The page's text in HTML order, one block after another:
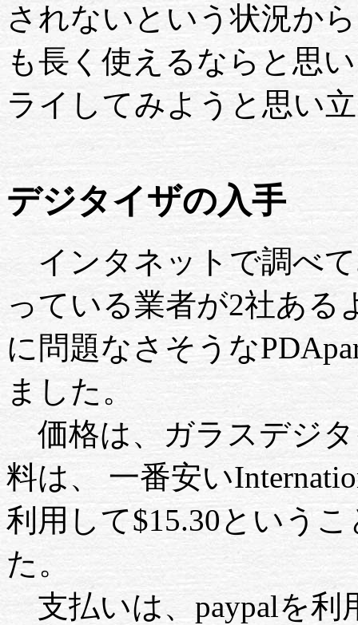
されないという状況か
も長く使えるならと思
ライしてみようと思い
デジタイザの入手
インタネットで調べ
っている業者が2社ある
に問題なさそうな
ました。
価格は、ガラスデジタ
料は、 一番安い
利用して$15.30という
た。
支払いは、paypalを利